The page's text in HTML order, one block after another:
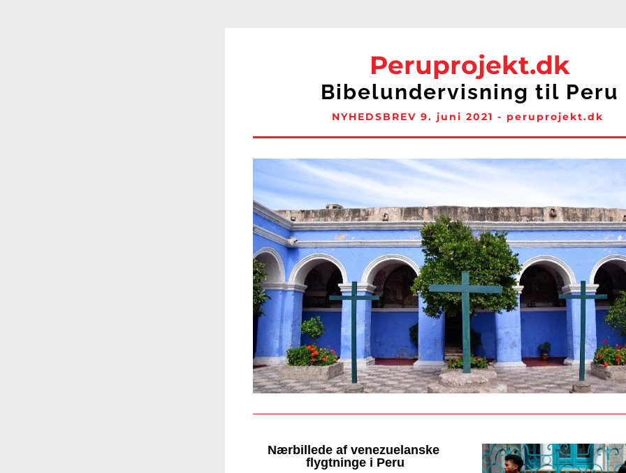
Peruprojekt.dk
Bibelundervisning til Peru
NYHEDSBREV 9. juni 2021 - peruprojekt.dk
Nærbillede af venezuelanske
flygtninge i Peru